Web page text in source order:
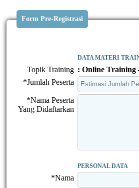
Form Pre-Registrasi
DATA MATERI
Topik Training : Online Training
*Jumlah Peserta
*Nama Peserta
Yang Didaftarkan
PERSONAL DATA
*Nama